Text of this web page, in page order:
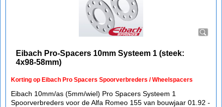
Eibach Pro-Spacers 10mm Systeem 1 (steek:
4x98-58mm)
Korting op Eibach Pro Spacers Spoorverbreders / Wheelspacers
Eibach 10mm/as (5mm/wiel) Pro Spacers Systeem 1
Spoorverbreders voor de Alfa Romeo 155 van bouwjaar 01.92 -